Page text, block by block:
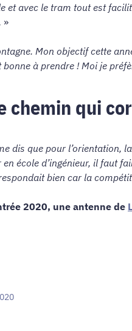
et avec le tram tout est
»
Mon objectif cette
bonne à prendre ! Moi je
chemin qui
dis que pour l’orientation,
école d’ingénieur, il faut
bien car la
2020, une antenne de